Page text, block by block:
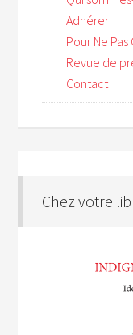
Adhérer
Pour Ne
Revue de
Contact
Chez votre